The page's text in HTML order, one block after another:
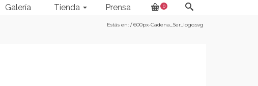
Galería Tienda Prensa 0
Estás en: /600px-Cadena_Ser_logo.svg